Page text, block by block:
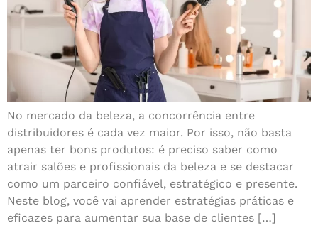
No mercado da beleza, a concorrência entre
distribuidores é cada vez maior. Por isso, não basta
apenas ter bons produtos: é preciso saber como
atrair salões e profissionais da beleza e se destacar
como um parceiro confiável, estratégico e presente.
Neste blog, você vai aprender estratégias práticas e
eficazes para aumentar sua base de clientes […]